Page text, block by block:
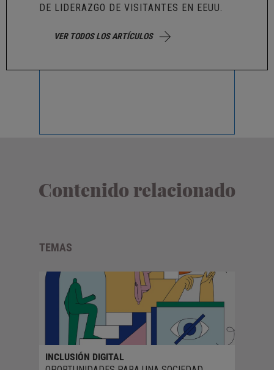
DE LIDERAZGO DE VISITANTES EN EEUU.
VER TODOS LOS ARTÍCULOS
Contenido relacionado
TEMAS
INCLUSIÓN DIGITAL